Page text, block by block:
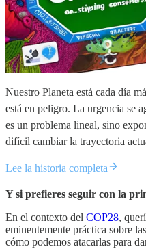
Nuestro Planeta está cada día
está en peligro. La urgencia se
es un problema lineal, sino
difícil cambiar la trayectoria
Lee la historia completa
Y si prefieres seguir con la
En el contexto del COP28,
eminentemente práctica sobre
cómo podemos atacarlas para